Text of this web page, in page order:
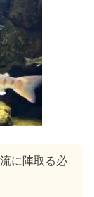
に陣取る必